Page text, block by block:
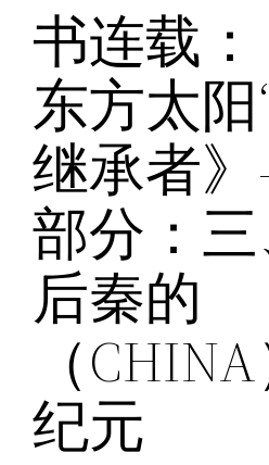
书连载
东方太阳
继承者
部分：三
后秦的
（
纪元